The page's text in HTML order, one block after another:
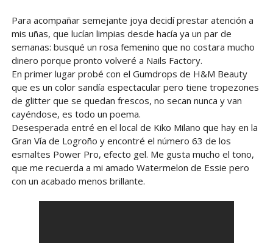
Para acompañar semejante joya decidí prestar atención a
mis uñas, que lucían limpias desde hacía ya un par de
semanas: busqué un rosa femenino que no costara mucho
dinero porque pronto volveré a Nails Factory.
En primer lugar probé con el Gumdrops de H&M Beauty
que es un color sandía espectacular pero tiene tropezones
de glitter que se quedan frescos, no secan nunca y van
cayéndose, es todo un poema.
Desesperada entré en el local de Kiko Milano que hay en la
Gran Vía de Logroño y encontré el número 63 de los
esmaltes Power Pro, efecto gel. Me gusta mucho el tono,
que me recuerda a mi amado Watermelon de Essie pero
con un acabado menos brillante.